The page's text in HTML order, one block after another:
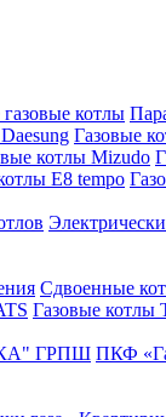
котлы
Газовые
котлы Mizudo
E8 tempo
Сдвоенные
Газовые
ГРПШ ПКФ